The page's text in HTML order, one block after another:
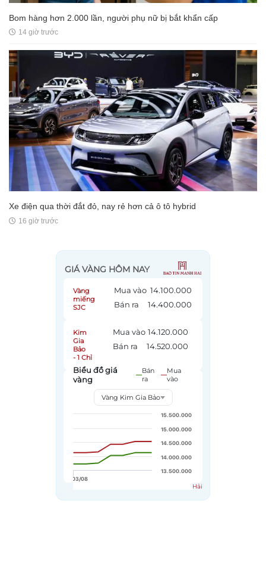
Bom hàng hơn 2.000 lần, người phụ nữ bị bắt khẩn cấp
14 giờ trước
Xe điện qua thời đắt đỏ, nay rẻ hơn cả ô tô hybrid
16 giờ trước